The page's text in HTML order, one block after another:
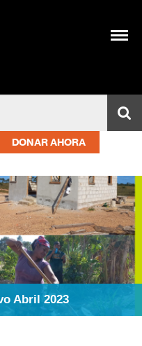
DONAR AHORA
Abril 2023